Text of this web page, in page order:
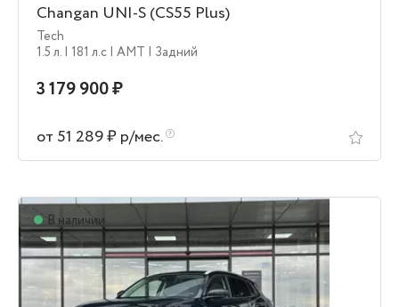
Changan UNI-S (CS55 Plus)
Tech
1.5 л. | 181 л.c | AMT | Задний
3 179 900 ₽
от 51 289 ₽ р/мес.
В наличии